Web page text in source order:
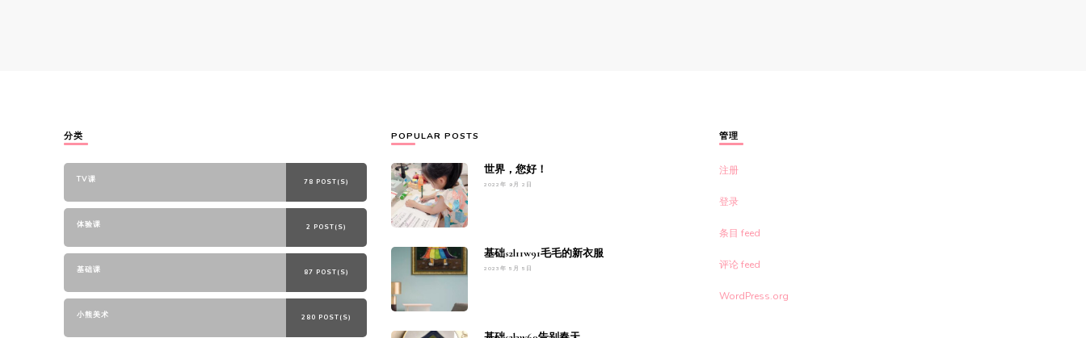
分类
TV课 78 POST(S)
体验课 2 POST(S)
基础课 87 POST(S)
小熊美术 280 POST(S)
POPULAR POSTS
世界，您好！
2022年 9月 2日
基础s2l11w91毛毛的新衣服
2023年 5月 5日
管理
注册
登录
条目 feed
评论 feed
WordPress.org